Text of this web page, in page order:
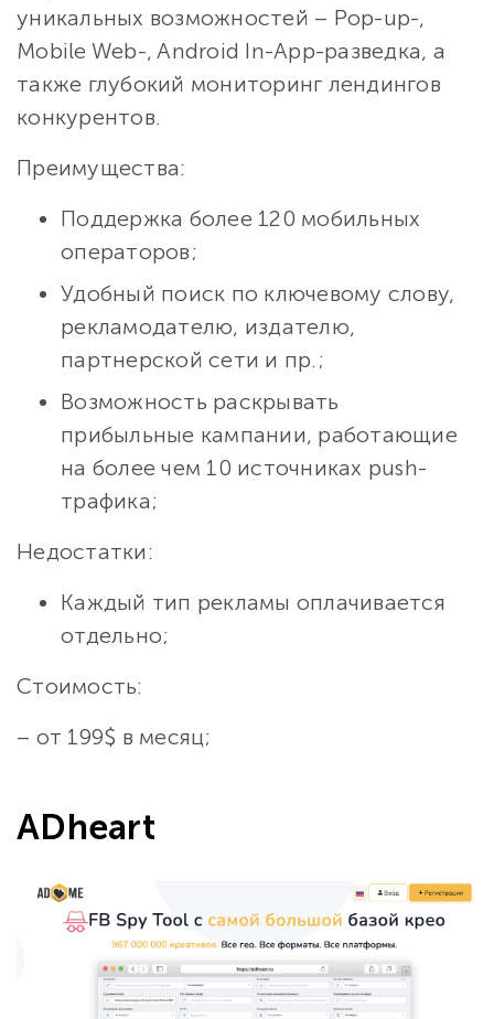
уникальных возможностей – Pop-up-,
Mobile Web-, Android In-App-разведка, а
также глубокий мониторинг лендингов
конкурентов.
Преимущества:
Поддержка более 120 мобильных
операторов;
Удобный поиск по ключевому слову,
рекламодателю, издателю,
партнерской сети и пр.;
Возможность раскрывать
прибыльные кампании, работающие
на более чем 10 источниках push-
трафика;
Недостатки:
Каждый тип рекламы оплачивается
отдельно;
Стоимость:
– от 199$ в месяц;
ADheart